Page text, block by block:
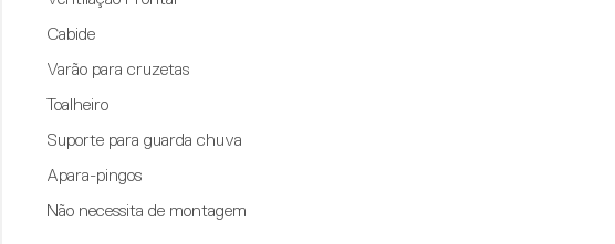
Cabide
Varão para cruzetas
Toalheiro
Suporte para guarda chuva
Apara-pingos
Não necessita de montagem